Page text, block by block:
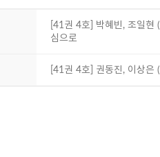
[41권 4호] 박혜빈, 조일현
심으로
[41권 4호] 권동진, 이상은